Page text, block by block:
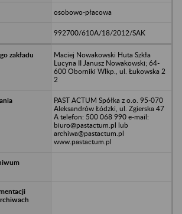
osobowo-płacowa
992700/610A/18/2012/SAK
Maciej Nowakowski Huta Szkła
Lucyna II Janusz Nowakowski; 64-
600 Oborniki Wlkp., ul. Łukowska 2
2
PAST ACTUM Spółka z o.o. 95-070
Aleksandrów Łódzki, ul. Zgierska 47
A telefon: 500 068 990 e-mail:
biuro@pastactum.pl lub
archiwa@pastactum.pl
www.pastactum.pl